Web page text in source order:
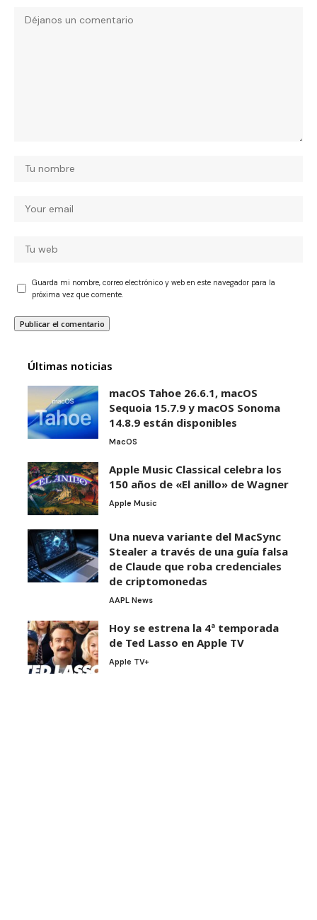
Guarda mi nombre, correo electrónico y web en este navegador para la
próxima vez que comente.
Últimas noticias
macOS Tahoe 26.6.1, macOS
Sequoia 15.7.9 y macOS Sonoma
14.8.9 están disponibles
MacOS
Apple Music Classical celebra los
150 años de «El anillo» de Wagner
Apple Music
Una nueva variante del MacSync
Stealer a través de una guía falsa
de Claude que roba credenciales
de criptomonedas
AAPL News
Hoy se estrena la 4ª temporada
de Ted Lasso en Apple TV
Apple TV+